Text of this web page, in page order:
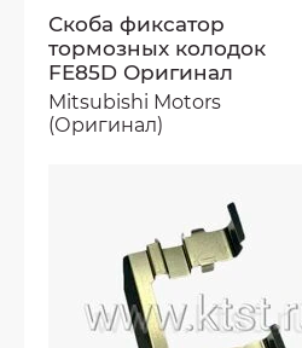
Скоба фиксатор
тормозных колодок
FE85D Оригинал
Mitsubishi Motors
(Оригинал)